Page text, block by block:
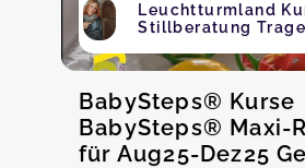
Leuchtturmland
Stillberatung
BabySteps® Kurse
BabySteps® Maxi-
für Aug25-Dez25